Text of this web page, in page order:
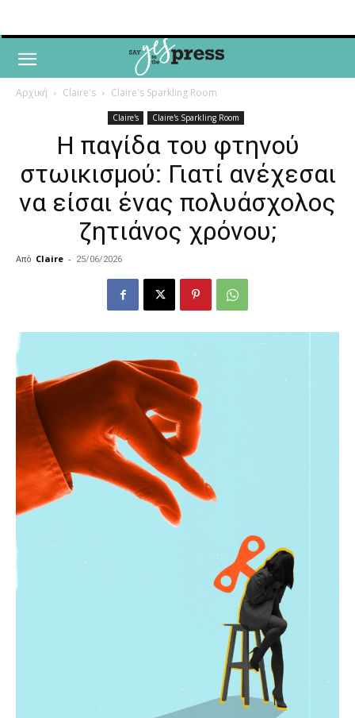
Αρχική Claire's Claire's Sparkling Room
Claire's Claire's Sparkling Room
Η παγίδα του φτηνού
στωικισμού: Γιατί ανέχεσαι
να είσαι ένας πολυάσχολος
ζητιάνος χρόνου;
Από Claire - 25/06/2026